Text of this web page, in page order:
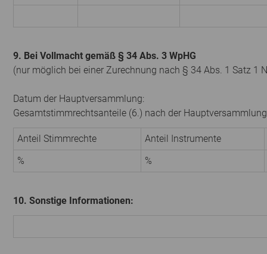
9. Bei Vollmacht gemäß § 34 Abs. 3 WpHG
(nur möglich bei einer Zurechnung nach § 34 Abs. 1 Satz 1
Datum der Hauptversammlung:
Gesamtstimmrechtsanteile (6.) nach der
Anteil Stimmrechte
Anteil Instrumente
%
%
10. Sonstige Informationen: